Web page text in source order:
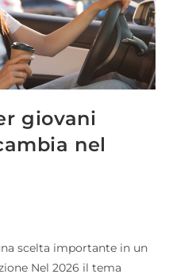
giovani
nel
scelta importante in un
Nel 2026 il tema